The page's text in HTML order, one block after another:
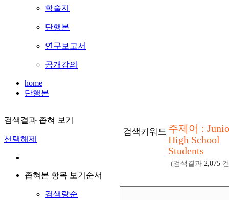
학술지
단행본
연구보고서
공개강의
home
단행본
검색결과 좁혀 보기
선택해제
좁혀본 항목 보기순서
검색량순
검색키워드 주제어 :
High School
Students
(검색결과 2,075